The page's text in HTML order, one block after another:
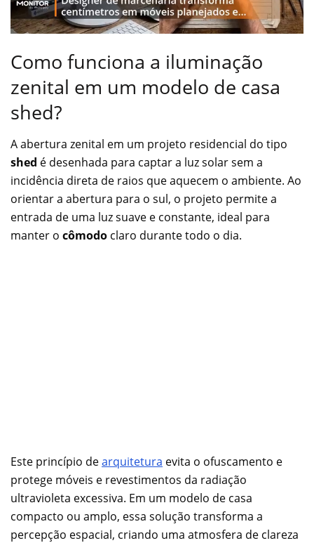
Como funciona a iluminação
zenital em um modelo de casa
shed?
A abertura zenital em um projeto residencial do tipo
shed é desenhada para captar a luz solar sem a
incidência direta de raios que aquecem o ambiente. Ao
orientar a abertura para o sul, o projeto permite a
entrada de uma luz suave e constante, ideal para
manter o cômodo claro durante todo o dia.
Este princípio dearquitetura evita o ofuscamento e
protege móveis e revestimentos da radiação
ultravioleta excessiva. Em um modelo de casa
compacto ou amplo, essa solução transforma a
percepção espacial, criando uma atmosfera de clareza